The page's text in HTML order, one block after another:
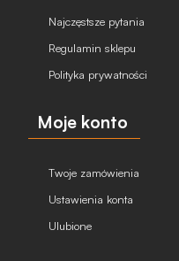
Najczęstsze pytania
Regulamin sklepu
Polityka prywatności
Moje konto
Twoje zamówienia
Ustawienia konta
Ulubione